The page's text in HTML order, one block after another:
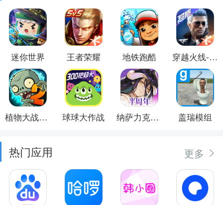
迷你世界 王者荣耀 地铁跑酷 穿越火线-枪战王者
植物大战僵尸2 球球大作战 纳萨力克之王 盖瑞模组
热门应用 更多